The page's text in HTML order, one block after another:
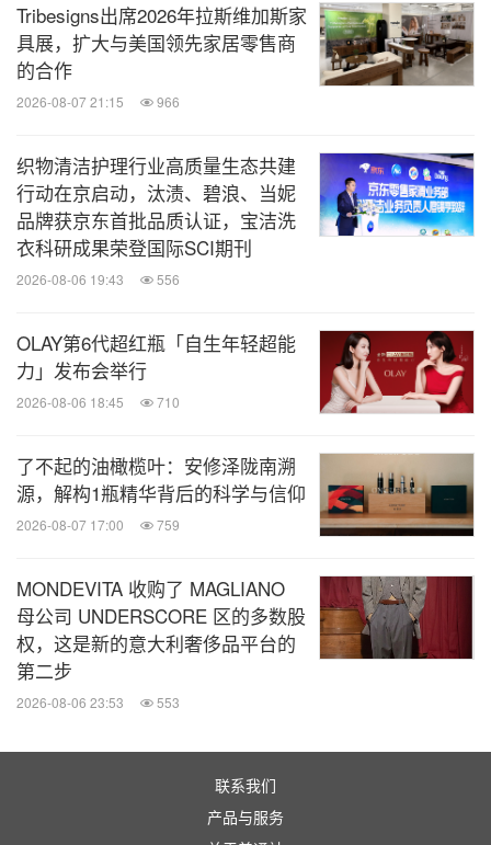
Tribesigns出席2026年拉斯维加斯家
具展，扩大与美国领先家居零售商
的合作
2026-08-07 21:15 966
织物清洁护理行业高质量生态共建
行动在京启动，汰渍、碧浪、当妮
品牌获京东首批品质认证，宝洁洗
衣科研成果荣登国际SCI期刊
2026-08-06 19:43 556
OLAY第6代超红瓶「自生年轻超能
力」发布会举行
2026-08-06 18:45 710
了不起的油橄榄叶：安修泽陇南溯
源，解构1瓶精华背后的科学与信仰
2026-08-07 17:00 759
MONDEVITA 收购了 MAGLIANO
母公司 UNDERSCORE 区的多数股
权，这是新的意大利奢侈品平台的
第二步
2026-08-06 23:53 553
联系我们
产品与服务